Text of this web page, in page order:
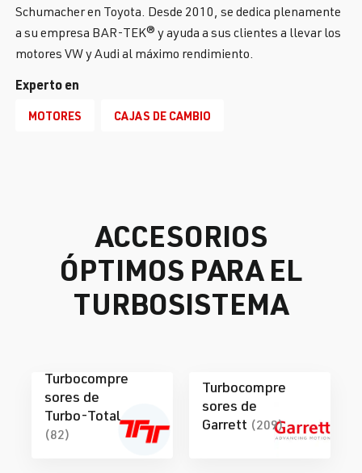
Schumacher en Toyota. Desde 2010, se dedica plenamente
a su empresa BAR-TEK® y ayuda a sus clientes a llevar los
motores VW y Audi al máximo rendimiento.
Experto en
MOTORES CAJAS DE CAMBIO
ACCESORIOS
ÓPTIMOS PARA EL
TURBOSISTEMA
Turbocompre
sores de
Turbo-Total
(82)
Turbocompre
sores de
Garrett (209)